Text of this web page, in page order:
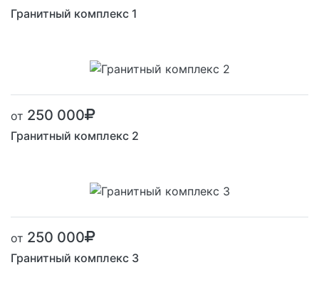
Гранитный комплекс 1
от 250 000
Гранитный комплекс 2
от 250 000
Гранитный комплекс 3